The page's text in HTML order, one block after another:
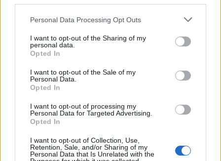
Personal Data Processing Opt Outs
I want to opt-out of the Sharing of my
personal data.
Opted In
I want to opt-out of the Sale of my
Personal Data.
Opted In
I want to opt-out of processing my
Personal Data for Targeted Advertising.
Opted In
I want to opt-out of Collection, Use,
Retention, Sale, and/or Sharing of my
Personal Data that Is Unrelated with the
Witam 3 miesiące temu urodziłam dziecko. W
maju myślałam że dostałam pierwszej
typowe jak na okres. Przypominało to bardziej
takie plamienie i to nie żywą różową Kris ze
dnia był a na drugi dzień było czysto. I robi się
mi tak co 2 tyg raz trwa 3 dni a raz 6 jak przy
Forum:Ginekologia - forum dla rodziny i
POWIĄZANE
Tematy miesiączka antykoncepcja